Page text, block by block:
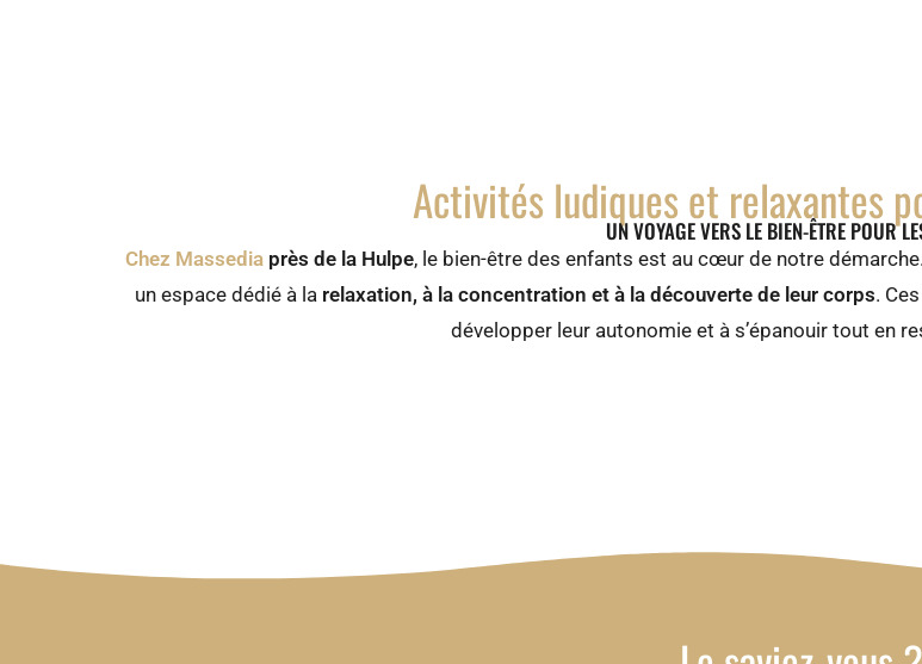
Activités ludiques et relaxantes
UN VOYAGE VERS LE BIEN-ÊTRE POUR
Chez Massedia près de la Hulpe, le bien-être des enfants est au cœur de notre
un espace dédié à la relaxation, à la concentration et à la découverte de leur corps.
développer leur autonomie et à s’épanouir tout en